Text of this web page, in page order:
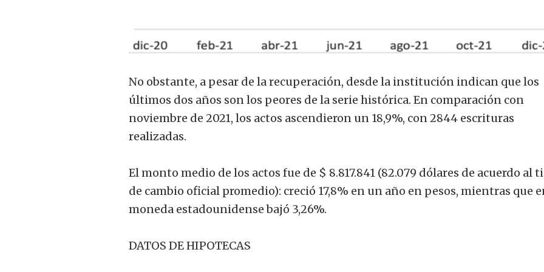
No obstante, a pesar de la recuperación, desde la institución indican que los
últimos dos años son los peores de la serie histórica. En comparación con
noviembre de 2021, los actos ascendieron un 18,9%, con 2844 escrituras
realizadas.
El monto medio de los actos fue de $ 8.817.841 (82.079 dólares de acuerdo al
de cambio oficial promedio): creció 17,8% en un año en pesos, mientras que
moneda estadounidense bajó 3,26%.
DATOS DE HIPOTECAS